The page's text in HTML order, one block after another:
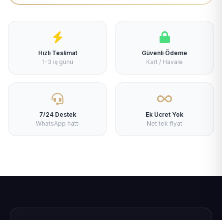
Hızlı Teslimat
1-3 iş günü
Güvenli Ödeme
Kart / Havale
7/24 Destek
WhatsApp hattı
Ek Ücret Yok
Net tek fiyat